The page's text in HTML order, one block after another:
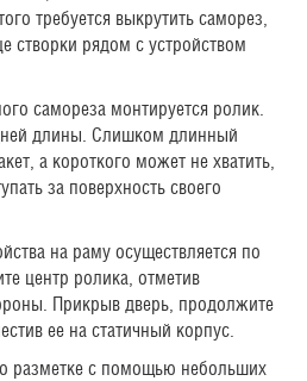
требуется выкрутить саморез,
створки рядом с устройством
самореза монтируется ролик.
длины. Слишком длинный
а короткого может не хватить,
за поверхность своего
на раму осуществляется по
центр ролика, отметив
Прикрыв дверь, продолжите
ее на статичный корпус.
разметке с помощью небольших